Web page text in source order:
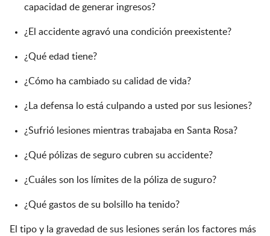
capacidad de generar ingresos?
¿El accidente agravó una condición preexistente?
¿Qué edad tiene?
¿Cómo ha cambiado su calidad de vida?
¿La defensa lo está culpando a usted por sus lesiones?
¿Sufrió lesiones mientras trabajaba en Santa Rosa?
¿Qué pólizas de seguro cubren su accidente?
¿Cuáles son los límites de la póliza de suguro?
¿Qué gastos de su bolsillo ha tenido?
El tipo y la gravedad de sus lesiones serán los factores más